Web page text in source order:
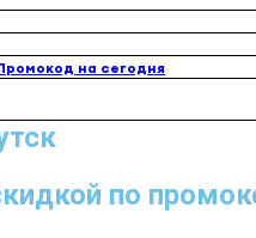
на сегодня
по